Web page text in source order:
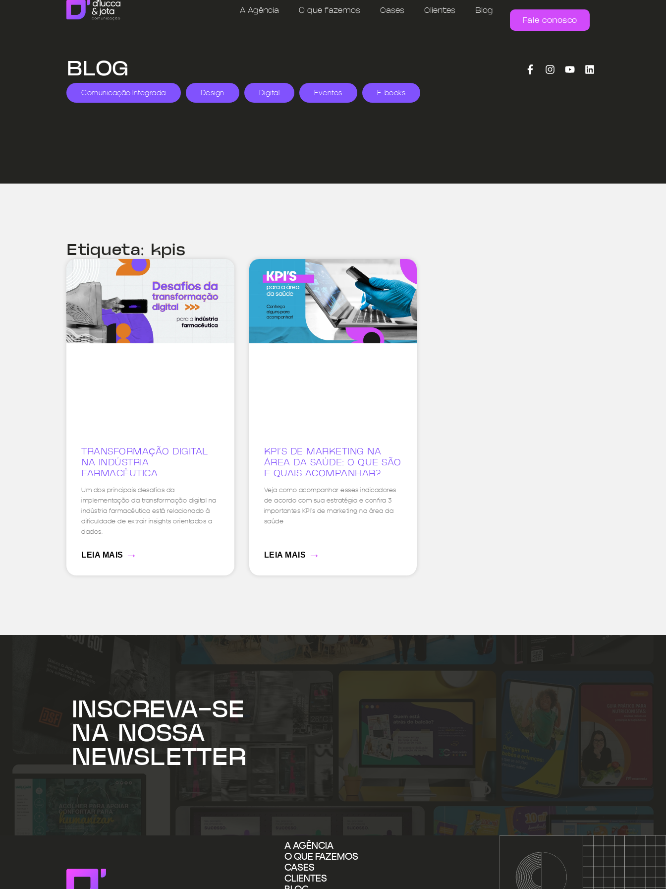
A Agência O que fazemos Cases Clientes
Blog
Fale conosco
BLOG
Comunicação Integrada Design Digital Eventos E-books
Etiqueta: kpis
TRANSFORMAÇÃO DIGITAL
NA INDÚSTRIA
FARMACÊUTICA
Um dos principais desafios da
implementação da transformação digital na
indústria farmacêutica está relacionado à
dificuldade de extrair insights orientados a
dados.
LEIA MAIS →
KPI’S DE MARKETING NA
ÁREA DA SAÚDE: O QUE SÃO
E QUAIS ACOMPANHAR?
Veja como acompanhar esses indicadores
de acordo com sua estratégia e confira 3
importantes KPI’s de marketing na área da
saúde
LEIA MAIS →
INSCREVA-SE
NA NOSSA
NEWSLETTER
A AGÊNCIA
O QUE FAZEMOS
CASES
CLIENTES